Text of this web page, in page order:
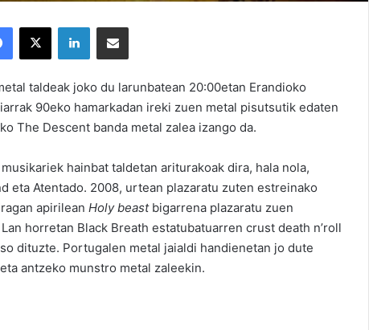
taldeak joko du larunbatean 20:00etan Erandioko
90eko hamarkadan ireki zuen metal pisutsutik edaten
The Descent banda metal zalea izango da.
hainbat taldetan ariturakoak dira, hala nola,
eta Atentado. 2008, urtean plazaratu zuten estreinako
apirilean Holy beastbigarrena plazaratu zuen
horretan Black Breath estatubatuarren crust death n’roll
dituzte. Portugalen metal jaialdi handienetan jo dute
antzeko munstro metal zaleekin.